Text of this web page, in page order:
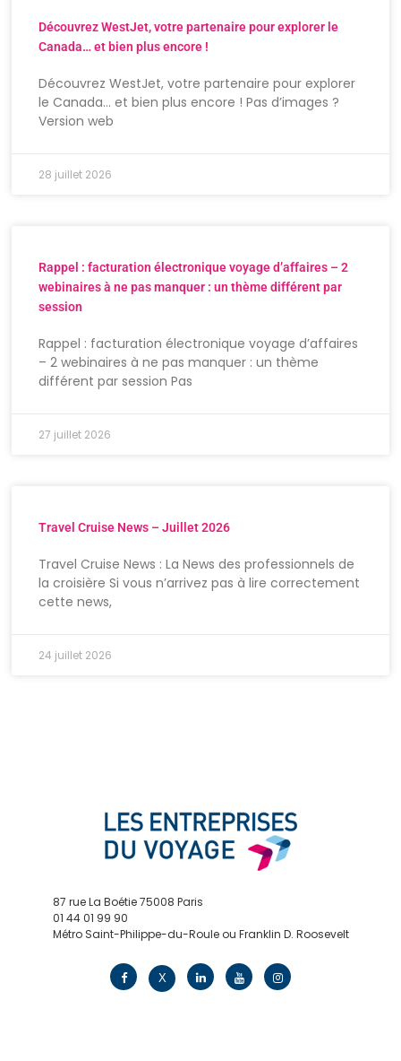
Découvrez WestJet, votre partenaire pour explorer le
Canada… et bien plus encore !
Découvrez WestJet, votre partenaire pour explorer
le Canada… et bien plus encore ! Pas d’images ?
Version web
28 juillet 2026
Rappel : facturation électronique voyage d’affaires – 2
webinaires à ne pas manquer : un thème différent par
session
Rappel : facturation électronique voyage d’affaires
– 2 webinaires à ne pas manquer : un thème
différent par session Pas
27 juillet 2026
Travel Cruise News – Juillet 2026
Travel Cruise News : La News des professionnels de
la croisière Si vous n’arrivez pas à lire correctement
cette news,
24 juillet 2026
87 rue La Boétie 75008 Paris
01 44 01 99 90
Métro Saint-Philippe-du-Roule ou Franklin D. Roosevelt
X